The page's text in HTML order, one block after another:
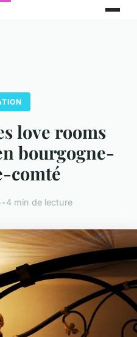
love rooms
bourgogne-
comté
•4 min de lecture